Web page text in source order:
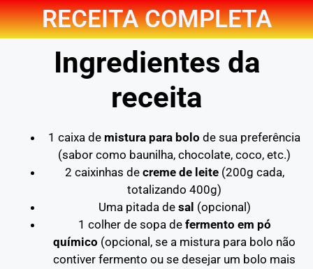
RECEITA COMPLETA
Ingredientes da
receita
1 caixa de mistura para bolo de sua preferência
(sabor como baunilha, chocolate, coco, etc.)
2 caixinhas de creme de leite(200g cada,
totalizando 400g)
Uma pitada de sal (opcional)
1 colher de sopa de fermento em pó
químico (opcional, se a mistura para bolo não
contiver fermento ou se desejar um bolo mais